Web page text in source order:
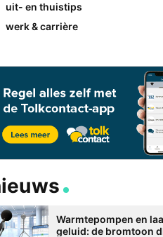
uit- en thuistips
werk & carrière
Warmtepompen en
geluid: de bromtoon